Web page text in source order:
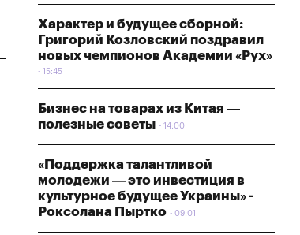
Характер и будущее сборной:
Григорий Козловский поздравил
новых чемпионов Академии «Рух»
15:45
Бизнес на товарах из Китая —
полезные советы
14:00
«Поддержка талантливой
молодежи — это инвестиция в
культурное будущее Украины» -
Роксолана Пыртко
09:01